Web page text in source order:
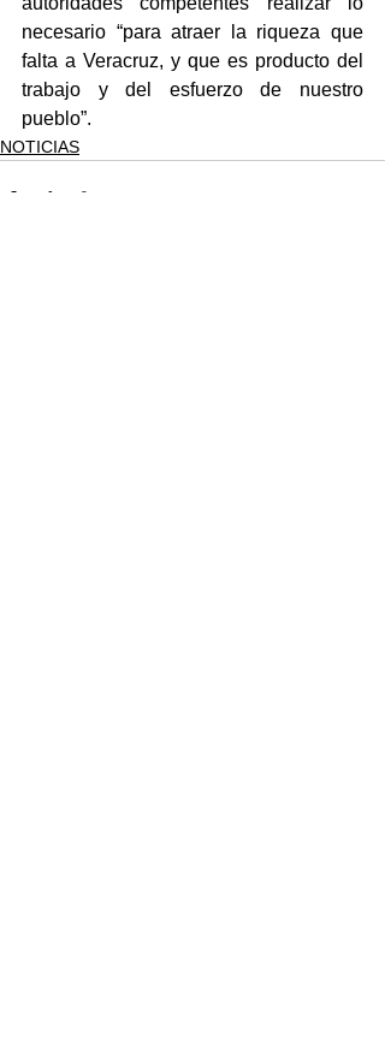
necesario “para atraer la riqueza que
falta a Veracruz, y que es producto del
trabajo y del esfuerzo de nuestro
pueblo”.
NOTICIAS